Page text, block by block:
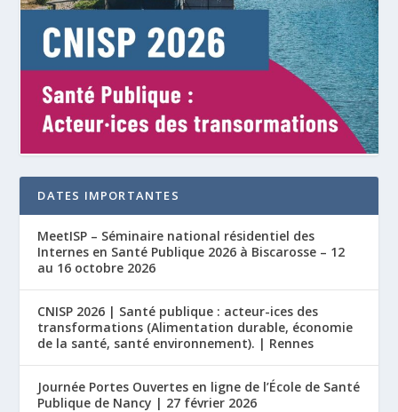
DATES IMPORTANTES
MeetISP – Séminaire national résidentiel des
Internes en Santé Publique 2026 à Biscarosse – 12
au 16 octobre 2026
CNISP 2026 | Santé publique : acteur-ices des
transformations (Alimentation durable, économie
de la santé, santé environnement). | Rennes
Journée Portes Ouvertes en ligne de l’École de Santé
Publique de Nancy | 27 février 2026